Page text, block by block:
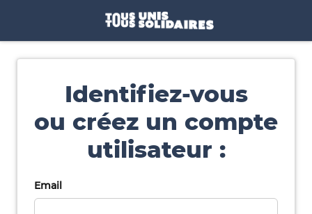
Identifiez-vous
ou créez un compte
utilisateur :
Email